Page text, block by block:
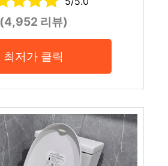
(4,952 리뷰)
최저가 클릭